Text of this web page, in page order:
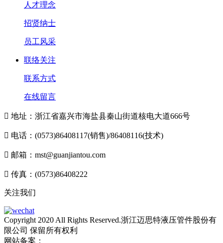
人才理念
招贤纳士
员工风采
联络关注
联系方式
在线留言
 地址：浙江省嘉兴市海盐县秦山街道核电大道666号
 电话：(0573)86408117(销售)/86408116(技术)
 邮箱：mst@guanjiantou.com
 传真：(0573)86408222
关注我们
Copyright 2020 All Rights Reserved.浙江迈思特液压管件股份有
限公司 保留所有权利
网站备案：